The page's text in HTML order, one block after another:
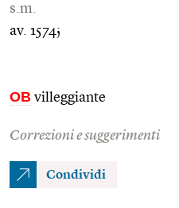
s.m.
av. 1574;
OB villeggiante
Correzioni e suggerimenti
Condividi